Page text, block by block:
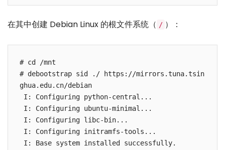
在其中创建 Debian Linux 的根文件系统（ / ）：
# cd /mnt
# debootstrap sid ./ https://mirrors.tuna.tsin
ghua.edu.cn/debian
I: Configuring python-central...
I: Configuring ubuntu-minimal...
I: Configuring libc-bin...
I: Configuring initramfs-tools...